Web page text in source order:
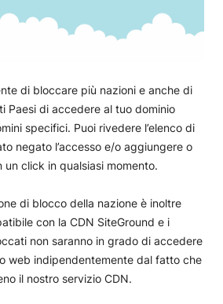
di bloccare più nazioni e anche di
Paesi di accedere al tuo dominio
specifici. Puoi rivedere l’elenco di
negato l’accesso e/o aggiungere o
un click in qualsiasi momento.
di blocco della nazione è inoltre
con la CDN SiteGround e i
non saranno in grado di accedere
web indipendentemente dal fatto che
il nostro servizio CDN.